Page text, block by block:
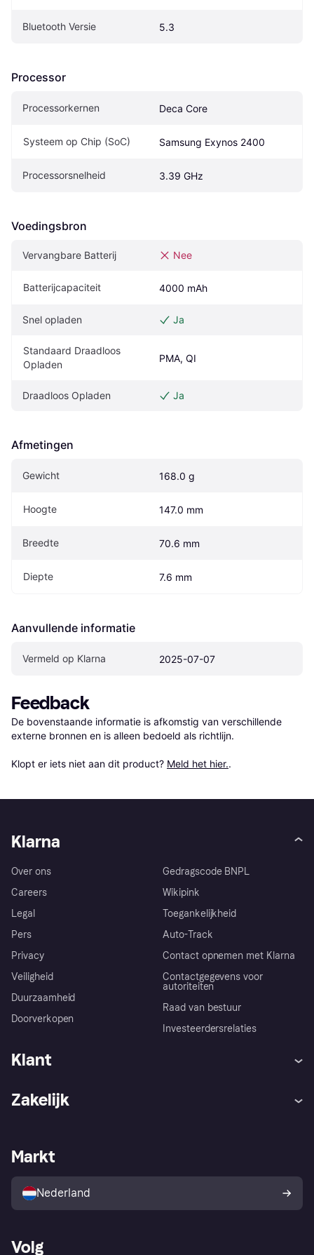
Bluetooth Versie 5.3
Processor
Processorkernen Deca Core
Systeem op Chip (SoC) Samsung Exynos 2400
Processorsnelheid 3.39 GHz
Voedingsbron
Vervangbare Batterij Nee
Batterijcapaciteit 4000 mAh
Snel opladen Ja
Standaard Draadloos
Opladen
PMA, QI
Draadloos Opladen Ja
Afmetingen
Gewicht 168.0 g
Hoogte 147.0 mm
Breedte 70.6 mm
Diepte 7.6 mm
Aanvullende informatie
Vermeld op Klarna 2025-07-07
Feedback
De bovenstaande informatie is afkomstig van verschillende
externe bronnen en is alleen bedoeld als richtlijn.
Klopt er iets niet aan dit product? Meld het hier..
Klarna
Over ons
Careers
Legal
Pers
Privacy
Veiligheid
Duurzaamheid
Doorverkopen
Gedragscode BNPL
Wikipink
Toegankelijkheid
Auto-Track
Contact opnemen met Klarna
Contactgegevens voor
autoriteiten
Raad van bestuur
Investeerdersrelaties
Klant
Winkeloverzicht
Kopersbescherming voor
consumenten
Zakelijk
Zakelijke login
Markt
Nederland
Volg